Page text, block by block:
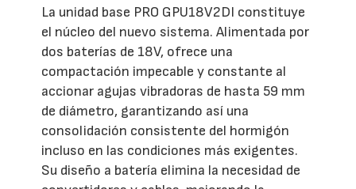
La unidad base PRO GPU18V2DI constituye
el núcleo del nuevo sistema. Alimentada por
dos baterías de 18V, ofrece una
compactación impecable y constante al
accionar agujas vibradoras de hasta 59 mm
de diámetro, garantizando así una
consolidación consistente del hormigón
incluso en las condiciones más exigentes.
Su diseño a batería elimina la necesidad de